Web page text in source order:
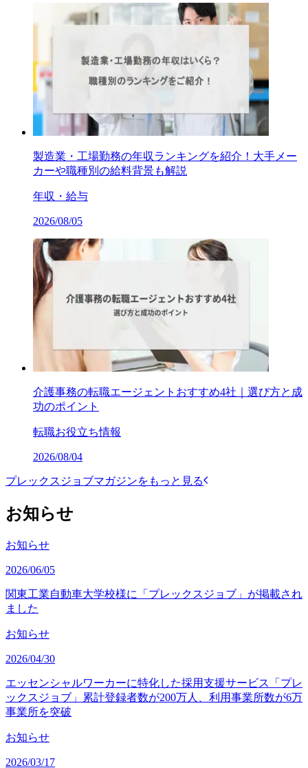
製造業・工場勤務の年収ランキングを紹介！大手メー
カーや職種別の給料背景も解説
年収・給与
2026/08/05
介護事務の転職エージェントおすすめ4社｜選び方と成
功のポイント
転職お役立ち情報
2026/08/04
プレックスジョブマガジンをもっと見る
お知らせ
お知らせ
2026/06/05
関東工業自動車大学校様に「プレックスジョブ」が掲載され
ました
お知らせ
2026/04/30
エッセンシャルワーカーに特化した採用支援サービス「プレ
ックスジョブ」累計登録者数が200万人、利用事業所数が6万
事業所を突破
お知らせ
2026/03/17